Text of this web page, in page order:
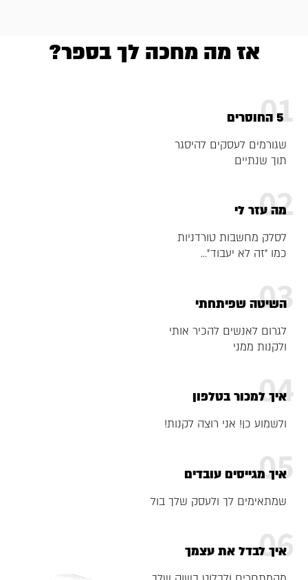
אז מה מחכה לך בספר?
01
5 החוסרים
שגורמים לעסקים להיסגר
תוך שנתיים
02
מה עזר לי
לסלק מחשבות טורדניות
כמו ״זה לא יעבוד״...
03
השיטה שפיתחתי
לגרום לאנשים להכיר אותי
ולקנות ממני
04
איך למכור בטלפון
ולשמוע כן! אני רוצה לקנות!
05
איך מגייסים עובדים
שמתאימים לך ולעסק שלך בול
06
איך לבדל את עצמך